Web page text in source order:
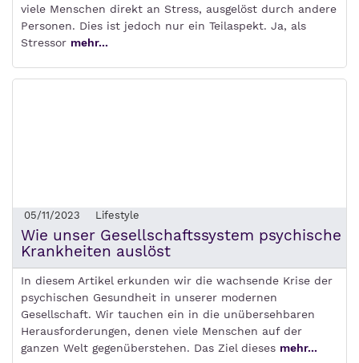
viele Menschen direkt an Stress, ausgelöst durch andere
Personen. Dies ist jedoch nur ein Teilaspekt. Ja, als
Stressor mehr...
05/11/2023 Lifestyle
Wie unser Gesellschaftssystem psychische
Krankheiten auslöst
In diesem Artikel erkunden wir die wachsende Krise der
psychischen Gesundheit in unserer modernen
Gesellschaft. Wir tauchen ein in die unübersehbaren
Herausforderungen, denen viele Menschen auf der
ganzen Welt gegenüberstehen. Das Ziel dieses mehr...